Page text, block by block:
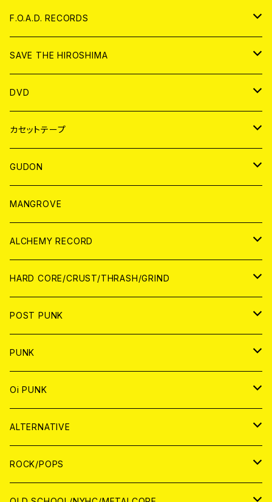
ANALOG
CD
ANALOG
F.O.A.D. RECORDS
CD
ANALOG
SAVE THE HIROSHIMA
アパレル
BADGE
DVD
JAPAN
WORLD
カセットテープ
JAPAN
WORLD
GUDON
アパレル
PATCH
アナログ
DIGITAL CONTENTS
MANGROVE
ALCHEMY RECORD
CD
ANALOG
HARD CORE/CRUST/THRASH/GRIND
JAPAN
CD
ANALOG
WORLD
CD
ANALOG
POST PUNK
CD
JAPAN
WORLD
ANALOG
JAPAN
WORLD
PUNK
JAPAN
CD
ANALOG
WORLD
CD
ANALOG
Oi PUNK
JAPAN
CD
ANALOG
WOLRD
CD
ALTERNATIVE
JAPAN
CD
ROCK/POPS